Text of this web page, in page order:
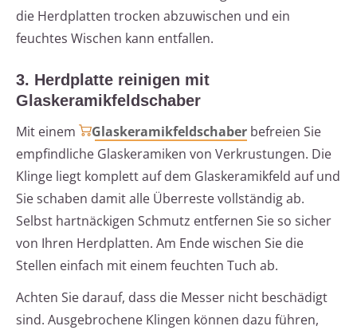
die Herdplatten trocken abzuwischen und ein
feuchtes Wischen kann entfallen.
3. Herdplatte reinigen mit
Glaskeramikfeldschaber
Mit einem
Glaskeramikfeldschaber befreien Sie
empfindliche Glaskeramiken von Verkrustungen. Die
Klinge liegt komplett auf dem Glaskeramikfeld auf und
Sie schaben damit alle Überreste vollständig ab.
Selbst hartnäckigen Schmutz entfernen Sie so sicher
von Ihren Herdplatten. Am Ende wischen Sie die
Stellen einfach mit einem feuchten Tuch ab.
Achten Sie darauf, dass die Messer nicht beschädigt
sind. Ausgebrochene Klingen können dazu führen,